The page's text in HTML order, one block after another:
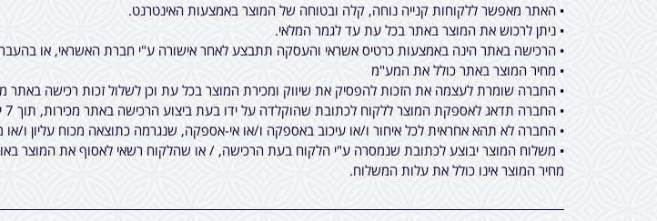
• האתר מאפשר ללקוחות קנייה נוחה, קלה ובטוחה של המוצר באמצעות האינטרנט.
• ניתן לרכוש את המוצר באתר בכל עת עד לגמר המלאי.
• הרכישה באתר הינה באמצעות כרטיס אשראי והעסקה תתבצע לאחר אישורה ע"י חברת האשראי, או
• מחיר המוצר באתר כולל את המע"מ
• החברה שומרת לעצמה את הזכות להפסיק את שיווק ומכירת המוצר בכל עת וכן לשלול זכות רכישה באתר
• החברה תדאג לאספקת המוצר ללקוח לכתובת שהוקלדה על ידו בעת ביצוע הרכישה באתר מכירות, תוך 7 ימי עסקים. (בהזמנת קשירות מיוחדות לציציות, יתכן עוד עיכוב קטן).
• החברה לא תהא אחראית לכל איחור ו/או עיכוב באספקה ו/או אי-אספקה, שנגרמה כתוצאה מכוח עליון ו/או
• משלוח המוצר יבוצע לכתובת שנמסרה ע"י הלקוח בעת הרכישה, / או שהלקוח רשאי לאסוף את המוצר
מחיר המוצר אינו כולל את עלות המשלוח.